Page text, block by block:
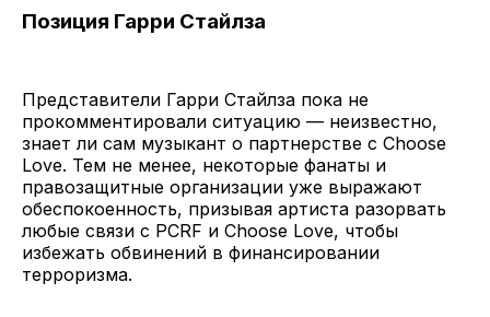
Позиция Гарри Стайлза
Представители Гарри Стайлза пока не
прокомментировали ситуацию — неизвестно,
знает ли сам музыкант о партнерстве с Choose
Love. Тем не менее, некоторые фанаты и
правозащитные организации уже выражают
обеспокоенность, призывая артиста разорвать
любые связи с PCRF и Choose Love, чтобы
избежать обвинений в финансировании
терроризма.